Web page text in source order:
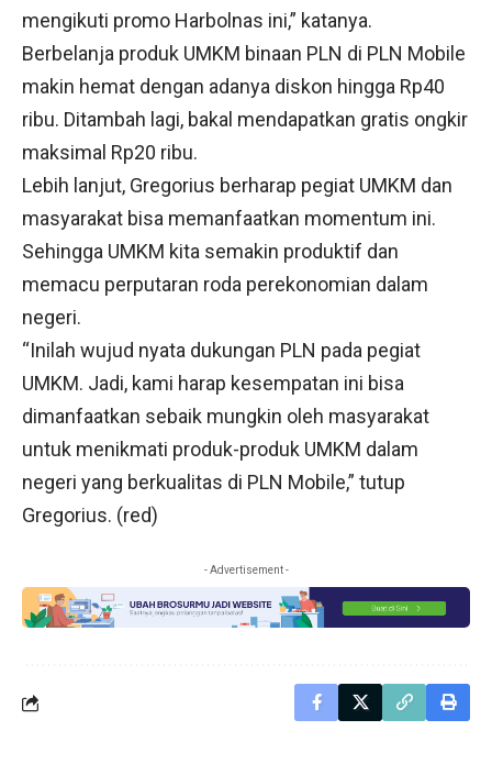
mengikuti promo Harbolnas ini,” katanya.
Berbelanja produk UMKM binaan PLN di PLN Mobile
makin hemat dengan adanya diskon hingga Rp40
ribu. Ditambah lagi, bakal mendapatkan gratis ongkir
maksimal Rp20 ribu.
Lebih lanjut, Gregorius berharap pegiat UMKM dan
masyarakat bisa memanfaatkan momentum ini.
Sehingga UMKM kita semakin produktif dan
memacu perputaran roda perekonomian dalam
negeri.
“Inilah wujud nyata dukungan PLN pada pegiat
UMKM. Jadi, kami harap kesempatan ini bisa
dimanfaatkan sebaik mungkin oleh masyarakat
untuk menikmati produk-produk UMKM dalam
negeri yang berkualitas di PLN Mobile,” tutup
Gregorius. (red)
- Advertisement -